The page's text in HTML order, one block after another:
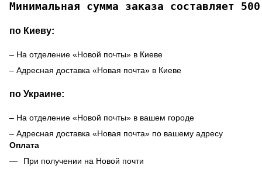
Минимальная сумма заказа составляет
по Киеву:
– На отделение «Новой почты» в Киеве
– Адресная доставка «Новая почта» в Киеве
по Украине:
– На отделение «Новой почты» в вашем городе
– Адресная доставка «Новая почта» по вашему адресу
Оплата
При получении на Новой почти